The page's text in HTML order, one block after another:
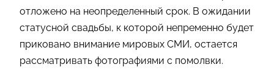
отложено на неопределенный срок. В ожидании
статусной свадьбы, к которой непременно будет
приковано внимание мировых СМИ, остается
рассматривать фотографиями с помолвки.